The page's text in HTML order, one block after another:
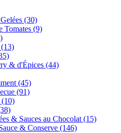
(30)
Tomates (9)
& d'Épices (44)
(45)
(91)
(10)
& Sauces au Chocolat (15)
& Conserve (146)